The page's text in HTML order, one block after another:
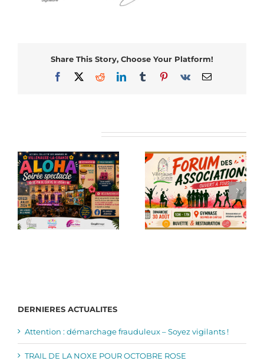
Share This Story, Choose Your Platform!
Facebook
X RedditLinkedInTumblrPinterest
Vk Email
DERNIERES ACTUALITES
Attention : démarchage frauduleux – Soyez vigilants !
TRAIL DE LA NOXE POUR OCTOBRE ROSE